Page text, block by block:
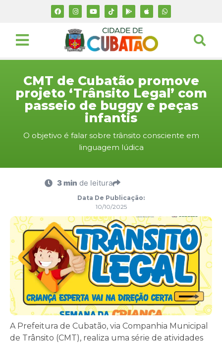
CMT de Cubatão promove
projeto ‘Trânsito Legal’ com
passeio de buggy e peças
infantis
O objetivo é falar sobre trânsito consciente em
linguagem lúdica
3 min de leitura
Data De Publicação:
10/10/2025
A Prefeitura de Cubatão, via Companhia Municipal
de Trânsito (CMT), realiza uma série de atividades